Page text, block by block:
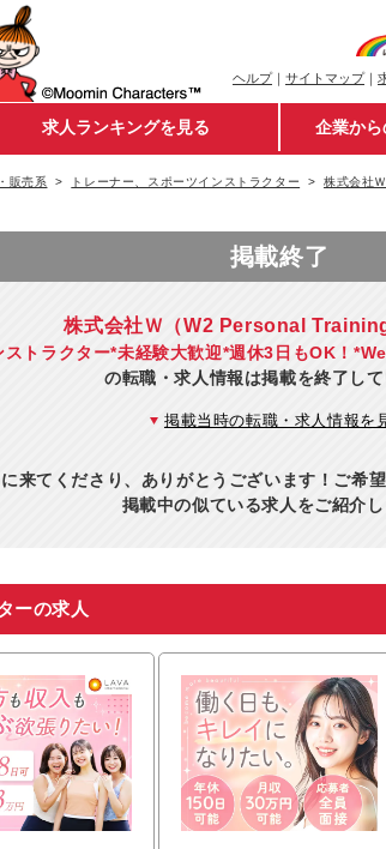
ヘルプ｜ サイトマップ｜
求人ランキングを見る 企業か
販売系 トレーナー、スポーツインストラクター 株式会社
掲載終了
株式会社Ｗ（W2 Personal
ストラクター*未経験大歓迎*週休3日もOK！
の転職・求人情報は掲載を終了して
掲載当時の転職・求人情報を
来てくださり、ありがとうございます！ご希
掲載中の似ている求人をご紹介し
ーの求人